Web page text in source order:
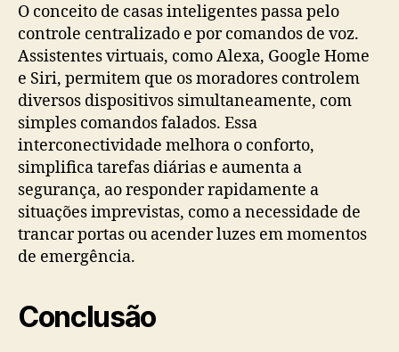
O conceito de casas inteligentes passa pelo
controle centralizado e por comandos de voz.
Assistentes virtuais, como Alexa, Google Home
e Siri, permitem que os moradores controlem
diversos dispositivos simultaneamente, com
simples comandos falados. Essa
interconectividade melhora o conforto,
simplifica tarefas diárias e aumenta a
segurança, ao responder rapidamente a
situações imprevistas, como a necessidade de
trancar portas ou acender luzes em momentos
de emergência.
Conclusão